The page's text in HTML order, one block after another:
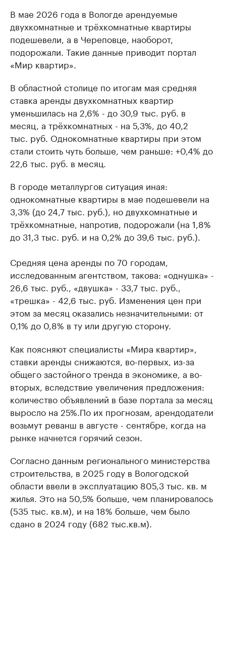
В мае 2026 года в Вологде арендуемые
двухкомнатные и трёхкомнатные квартиры
подешевели, а в Череповце, наоборот,
подорожали. Такие данные приводит портал
«Мир квартир».
В областной столице по итогам мая средняя
ставка аренды двухкомнатных квартир
уменьшилась на 2,6% - до 30,9 тыс. руб. в
месяц, а трёхкомнатных - на 5,3%, до 40,2
тыс. руб. Однокомнатные квартиры при этом
стали стоить чуть больше, чем раньше: +0,4% до
22,6 тыс. руб. в месяц.
В городе металлургов ситуация иная:
однокомнатные квартиры в мае подешевели на
3,3% (до 24,7 тыс. руб.), но двухкомнатные и
трёхкомнатные, напротив, подорожали (на 1,8%
до 31,3 тыс. руб. и на 0,2% до 39,6 тыс. руб.).
Средняя цена аренды по 70 городам,
исследованным агентством, такова: «однушка» -
26,6 тыс. руб., «двушка» - 33,7 тыс. руб.,
«трешка» - 42,6 тыс. руб. Изменения цен при
этом за месяц оказались незначительными: от
0,1% до 0,8% в ту или другую сторону.
Как поясняют специалисты «Мира квартир»,
ставки аренды снижаются, во-первых, из-за
общего застойного тренда в экономике, а во-
вторых, вследствие увеличения предложения:
количество объявлений в базе портала за месяц
выросло на 25%.По их прогнозам, арендодатели
возьмут реванш в августе - сентябре, когда на
рынке начнется горячий сезон.
Согласно данным регионального министерства
строительства, в 2025 году в Вологодской
области ввели в эксплуатацию 805,3 тыс. кв. м
жилья. Это на 50,5% больше, чем планировалось
(535 тыс. кв.м), и на 18% больше, чем было
сдано в 2024 году (682 тыс.кв.м).